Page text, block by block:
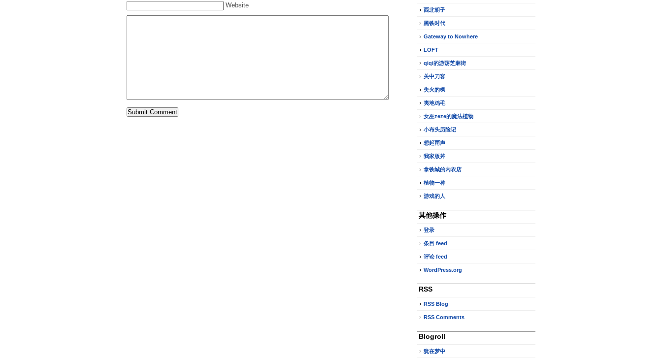
Website
西北胡子
黑铁时代
Gateway to Nowhere
LOFT
qiqi的游荡芝麻街
关中刀客
失火的枫
夷地鸡毛
女巫zeze的魔法植物
小布头历险记
想起雨声
我家版斧
拿铁城的内衣店
植物一种
游戏的人
其他操作
登录
条目 feed
评论 feed
WordPress.org
RSS
RSS Blog
RSS Comments
Blogroll
犹在梦中